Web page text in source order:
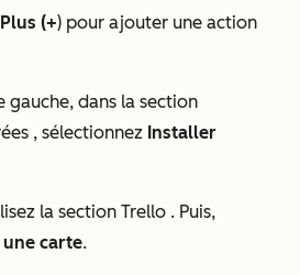
(+) pour ajouter une action
gauche, dans la section
, sélectionnez Installer
la section Trello . Puis,
une carte.